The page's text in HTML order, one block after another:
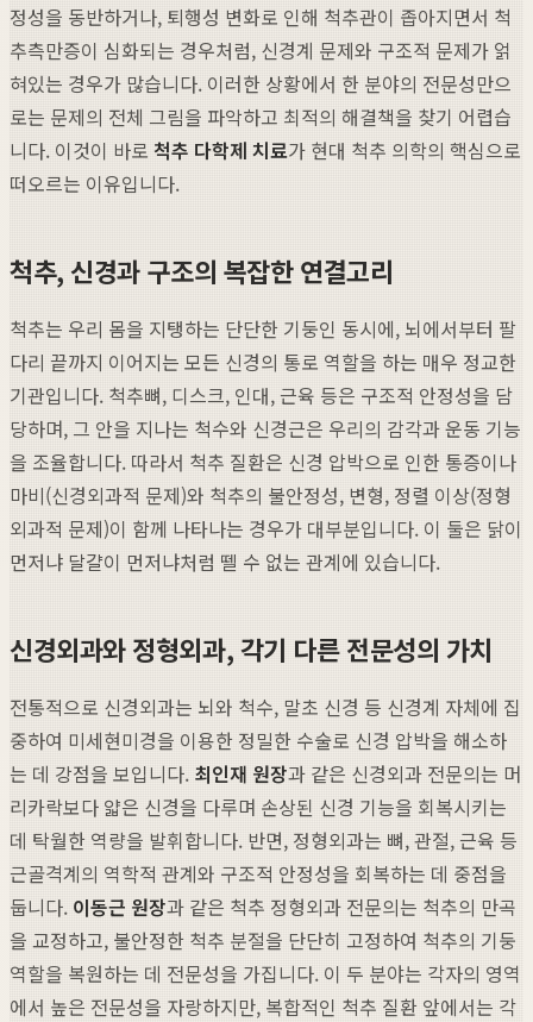
정성을 동반하거나, 퇴행성 변화로 인해 척추관이 좁아지면서 척
추측만증이 심화되는 경우처럼, 신경계 문제와 구조적 문제가 얽
혀있는 경우가 많습니다. 이러한 상황에서 한 분야의 전문성만으
로는 문제의 전체 그림을 파악하고 최적의 해결책을 찾기 어렵습
니다. 이것이 바로 척추 다학제 치료가 현대 척추 의학의 핵심으로
떠오르는 이유입니다.
척추, 신경과 구조의 복잡한 연결고리
척추는 우리 몸을 지탱하는 단단한 기둥인 동시에, 뇌에서부터 팔
다리 끝까지 이어지는 모든 신경의 통로 역할을 하는 매우 정교한
기관입니다. 척추뼈, 디스크, 인대, 근육 등은 구조적 안정성을 담
당하며, 그 안을 지나는 척수와 신경근은 우리의 감각과 운동 기능
을 조율합니다. 따라서 척추 질환은 신경 압박으로 인한 통증이나
마비(신경외과적 문제)와 척추의 불안정성, 변형, 정렬 이상(정형
외과적 문제)이 함께 나타나는 경우가 대부분입니다. 이 둘은 닭이
먼저냐 달걀이 먼저냐처럼 뗄 수 없는 관계에 있습니다.
신경외과와 정형외과, 각기 다른 전문성의 가치
전통적으로 신경외과는 뇌와 척수, 말초 신경 등 신경계 자체에 집
중하여 미세현미경을 이용한 정밀한 수술로 신경 압박을 해소하
는 데 강점을 보입니다. 최인재 원장과 같은 신경외과 전문의는 머
리카락보다 얇은 신경을 다루며 손상된 신경 기능을 회복시키는
데 탁월한 역량을 발휘합니다. 반면, 정형외과는 뼈, 관절, 근육 등
근골격계의 역학적 관계와 구조적 안정성을 회복하는 데 중점을
둡니다. 이동근 원장과 같은 척추 정형외과 전문의는 척추의 만곡
을 교정하고, 불안정한 척추 분절을 단단히 고정하여 척추의 기둥
역할을 복원하는 데 전문성을 가집니다. 이 두 분야는 각자의 영역
에서 높은 전문성을 자랑하지만, 복합적인 척추 질환 앞에서는 각